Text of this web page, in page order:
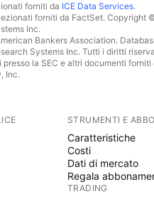
forniti da ICE Data Services.
forniti da FactSet. Copyright
Inc.
Bankers Association.
Systems Inc. Tutti i diritti
la SEC e altri documenti forniti
Inc.
STRUMENTI E
Caratteristiche
Costi
Dati di mercato
Regala
TRADING